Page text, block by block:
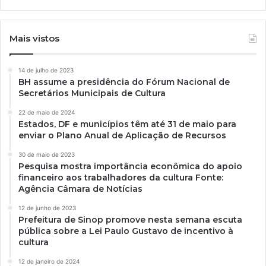
Mais vistos
14 de julho de 2023
BH assume a presidência do Fórum Nacional de
Secretários Municipais de Cultura
22 de maio de 2024
Estados, DF e municípios têm até 31 de maio para
enviar o Plano Anual de Aplicação de Recursos
30 de maio de 2023
Pesquisa mostra importância econômica do apoio
financeiro aos trabalhadores da cultura Fonte:
Agência Câmara de Notícias
12 de junho de 2023
Prefeitura de Sinop promove nesta semana escuta
pública sobre a Lei Paulo Gustavo de incentivo à
cultura
12 de janeiro de 2024